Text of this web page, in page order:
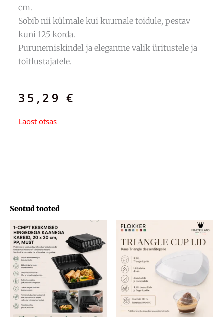
cm.
Sobib nii külmale kui kuumale toidule, pestav
kuni 125 korda.
Purunemiskindel ja elegantne valik üritustele ja
toitlustajatele.
35,29€
Laost otsas
Seotud tooted